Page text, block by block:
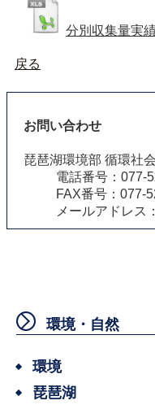
分別収集量実
戻る
お問い合わせ
琵琶湖環境部 循環社
電話番号：077-
FAX番号：077-
メールアドレス：
環境・自然
環境
琵琶湖